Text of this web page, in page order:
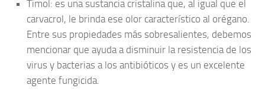
Timol: es una sustancia cristalina que, al igual que el
carvacrol, le brinda ese olor característico al orégano.
Entre sus propiedades más sobresalientes, debemos
mencionar que ayuda a disminuir la resistencia de los
virus y bacterias a los antibióticos y es un excelente
agente fungicida.